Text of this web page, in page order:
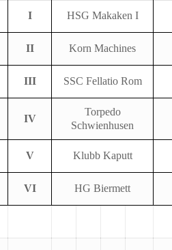
I HSG Makaken I
II Korn Machines
III SSC Fellatio Rom
IV
Torpedo
Schwienhusen
V Klubb Kaputt
VI HG Biermett